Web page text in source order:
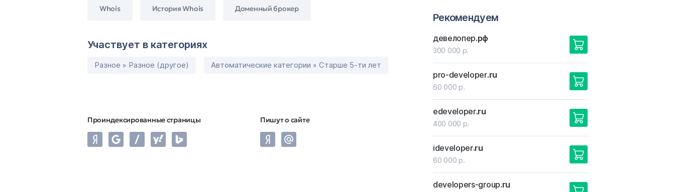
Whois История Whois Доменный брокер
Участвует в категориях
Разное » Разное (другое) Автоматические категории » Старше 5-ти лет
Проиндексированные страницы Пишут о сайте
Рекомендуем
девелопер.рф
300 000 р.
pro-developer.ru
60 000 р.
edeveloper.ru
400 000 р.
ideveloper.ru
60 000 р.
developers-group.ru